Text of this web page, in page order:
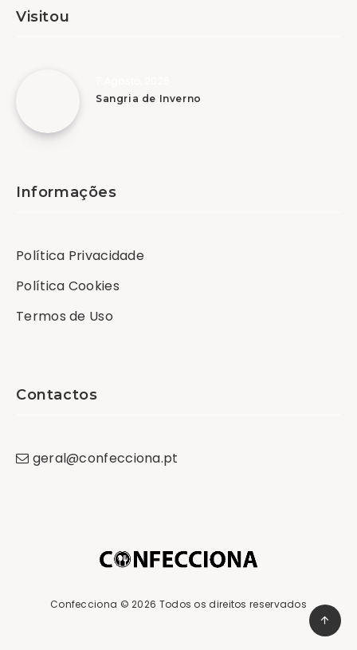
Visitou
Sangria de Inverno
Informações
Política Privacidade
Política Cookies
Termos de Uso
Contactos
geral@confecciona.pt
Confecciona © 2026 Todos os direitos reservados